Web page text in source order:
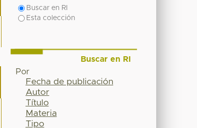
Buscar en RI
Esta colección
Buscar en RI
Por
Fecha de publicación
Autor
Título
Materia
Tipo